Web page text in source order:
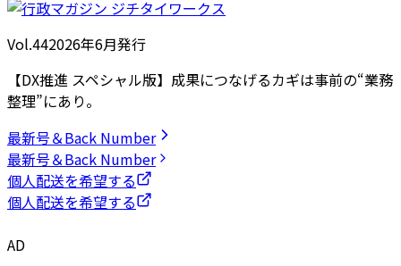
Vol.442026年6月発行
【DX推進 スペシャル版】成果につなげるカギは事前の“業務
整理”にあり。
最新号＆Back Number
最新号＆Back Number
個人配送を希望する
個人配送を希望する
AD